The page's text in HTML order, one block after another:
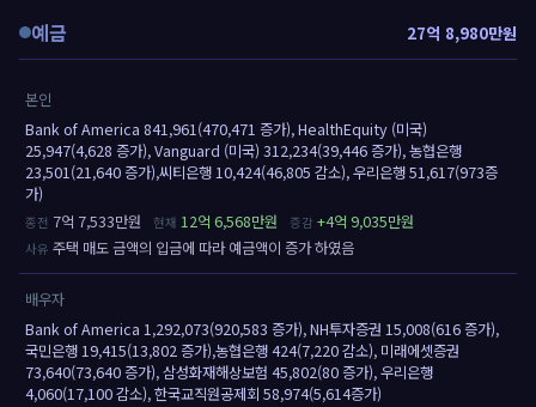
예금 27억 8,980만원
본인
Bank of America 841,961(470,471 증가), HealthEquity (미국)
25,947(4,628 증가), Vanguard (미국) 312,234(39,446 증가), 농협은행
23,501(21,640 증가),씨티은행 10,424(46,805 감소), 우리은행 51,617(973증
가)
7억 7,533만원
12억 6,568만원
+4억 9,035만원
주택 매도 금액의 입금에 따라 예금액이 증가 하였음
배우자
Bank of America 1,292,073(920,583 증가), NH투자증권 15,008(616 증가),
국민은행 19,415(13,802 증가),농협은행 424(7,220 감소), 미래에셋증권
73,640(73,640 증가), 삼성화재해상보험 45,802(80 증가), 우리은행
4,060(17,100 감소), 한국교직원공제회 58,974(5,614증가)